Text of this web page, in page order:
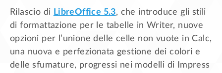
Rilascio di LibreOffice 5.3, che introduce gli stili
di formattazione per le tabelle in Writer, nuove
opzioni per l’unione delle celle non vuote in Calc,
una nuova e perfezionata gestione dei colori e
delle sfumature, progressi nei modelli di Impress